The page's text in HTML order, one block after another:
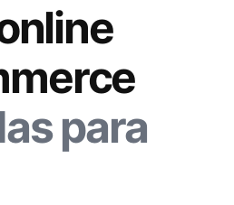
para